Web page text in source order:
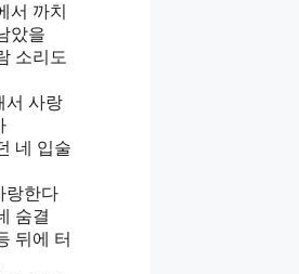
서 까치
았을
소리도
서 사랑
네 입술
랑한다
숨결
뒤에 터